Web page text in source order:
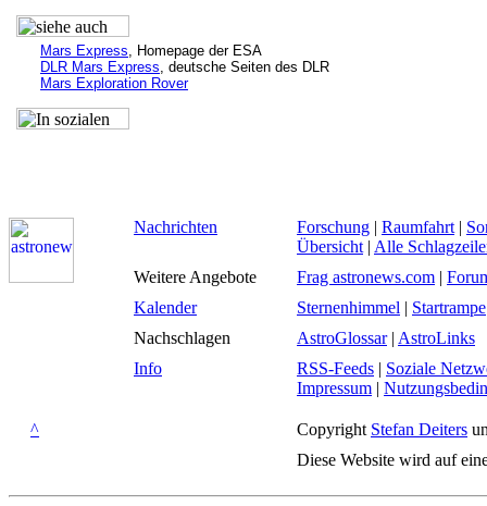
Mars Express, Homepage der ESA
DLR Mars Express, deutsche Seiten des DLR
Mars Exploration Rover
Nachrichten Forschung | Raumfahrt |
Übersicht | Alle
Weitere Angebote
Frag astronews.com |
Kalender
Sternenhimmel | Startrampe
Nachschlagen
AstroGlossar| AstroLinks
Info
RSS-Feeds | Soziale
Impressum |
^ Copyright Stefan Deiters
Diese Website wird auf